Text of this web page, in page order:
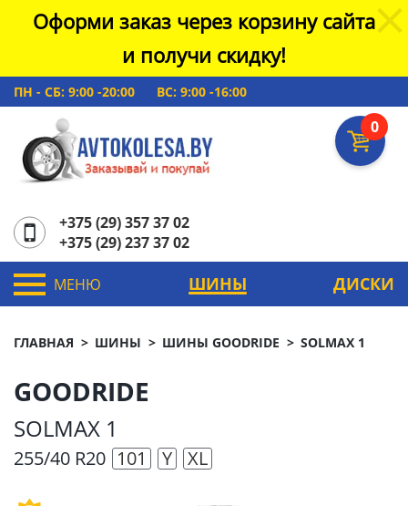
Оформи заказ через корзину сайта
и получи скидку!
ПН - СБ: 9:00 -20:00 ВС: 9:00 -16:00
0
+375 (29) 357 37 02
+375 (29) 237 37 02
МЕНЮ ШИНЫ ДИСКИ
ГЛАВНАЯ ШИНЫ ШИНЫ GOODRIDE SOLMAX 1
GOODRIDE
SOLMAX 1
255/40 R20 101 Y XL